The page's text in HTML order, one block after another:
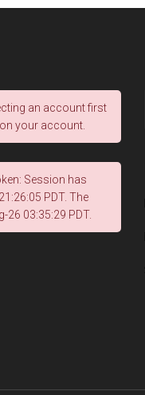
an account first
your account.
Session has
PDT. The
26 03:35:29 PDT.